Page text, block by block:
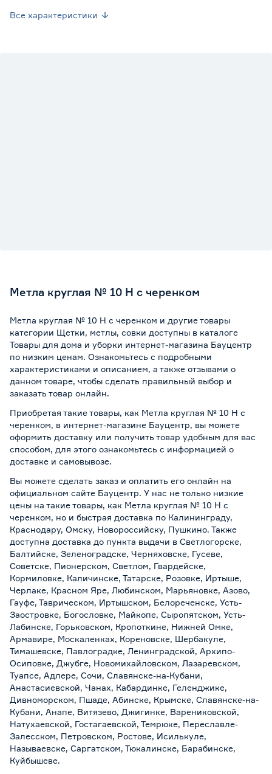
Все характеристики
Метла круглая № 10 Н с черенком
Метла круглая № 10 Н с черенком и другие товары
категории Щетки, метлы, совки доступны в каталоге
Товары для дома и уборки интернет-магазина Бауцентр
по низким ценам. Ознакомьтесь с подробными
характеристиками и описанием, а также отзывами о
данном товаре, чтобы сделать правильный выбор и
заказать товар онлайн.
Приобретая такие товары, как Метла круглая № 10 Н с
черенком, в интернет-магазине Бауцентр, вы можете
оформить доставку или получить товар удобным для вас
способом, для этого ознакомьтесь с информацией о
доставке и самовывозе.
Вы можете сделать заказ и оплатить его онлайн на
официальном сайте Бауцентр. У нас не только низкие
цены на такие товары, как Метла круглая № 10 Н с
черенком, но и быстрая доставка по Калининграду,
Краснодару, Омску, Новороссийску, Пушкино. Также
доступна доставка до пункта выдачи в Светлогорске,
Балтийске, Зеленоградске, Черняховске, Гусеве,
Советске, Пионерском, Светлом, Гвардейске,
Кормиловке, Каличинске, Татарске, Розовке, Иртыше,
Черлаке, Красном Яре, Любинском, Марьяновке, Азово,
Гауфе, Таврическом, Иртышском, Белореченске, Усть-
Заостровке, Богословке, Майкопе, Сыропятском, Усть-
Лабинске, Горьковском, Кропоткине, Нижней Омке,
Армавире, Москаленках, Кореновске, Шербакуле,
Тимашевске, Павлоградке, Ленинградской, Архипо-
Осиповке, Джубге, Новомихайловском, Лазаревском,
Туапсе, Адлере, Сочи, Славянске-на-Кубани,
Анастасиевской, Чанах, Кабардинке, Геленджике,
Дивноморском, Пшаде, Абинске, Крымске, Славянске-на-
Кубани, Анапе, Витязево, Джигинке, Варениковской,
Натухаевской, Гостагаевской, Темрюке, Переславле-
Залесском, Петровском, Ростове, Исилькуле,
Называевске, Саргатском, Тюкалинске, Барабинске,
Куйбышеве.